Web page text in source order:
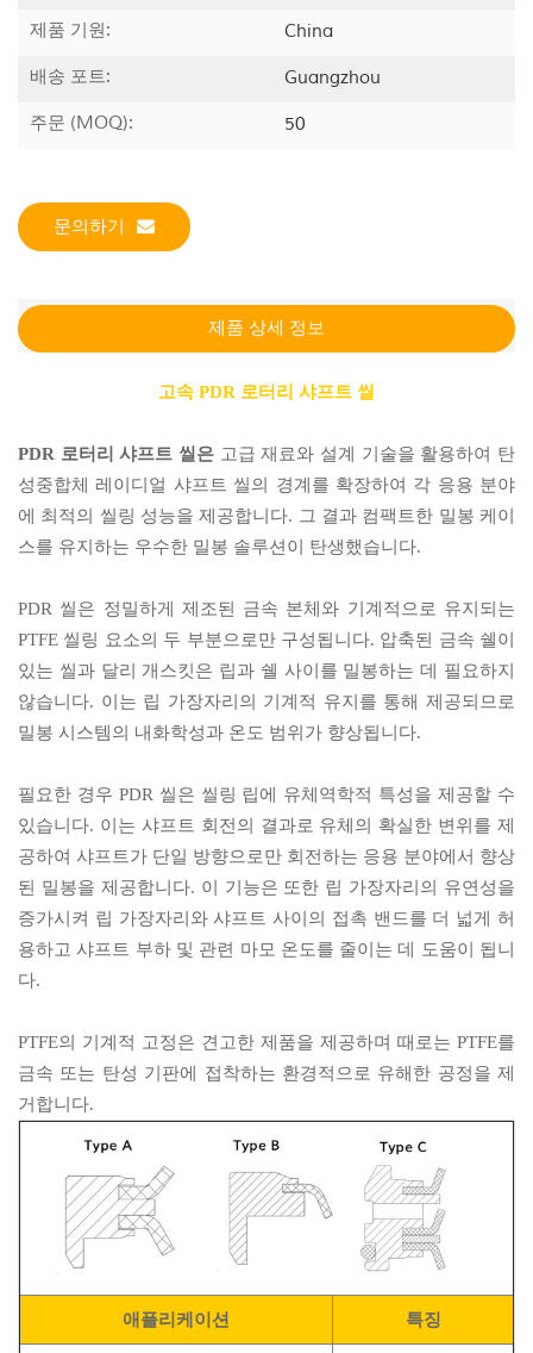
제품 기원:
China
배송 포트:
Guangzhou
주문 (MOQ):
50
문의하기
제품 상세 정보
고속 PDR 로터리 샤프트 ​​씰
PDR 로터리 샤프트 ​​씰은 고급 재료와 설계 기술을 활용하여 탄
성중합체 레이디얼 샤프트 씰의 경계를 확장하여 각 응용 분야
에 최적의 씰링 성능을 제공합니다. 그 결과 컴팩트한 밀봉 케이
스를 유지하는 우수한 밀봉 솔루션이 탄생했습니다.
PDR 씰은 정밀하게 제조된 금속 본체와 기계적으로 유지되는
PTFE 씰링 요소의 두 부분으로만 구성됩니다. 압축된 금속 쉘이
있는 씰과 달리 개스킷은 립과 쉘 사이를 밀봉하는 데 필요하지
않습니다. 이는 립 가장자리의 기계적 유지를 통해 제공되므로
밀봉 시스템의 내화학성과 온도 범위가 향상됩니다.
필요한 경우 PDR 씰은 씰링 립에 유체역학적 특성을 제공할 수
있습니다. 이는 샤프트 회전의 결과로 유체의 확실한 변위를 제
공하여 샤프트가 단일 방향으로만 회전하는 응용 분야에서 향상
된 밀봉을 제공합니다. 이 기능은 또한 립 가장자리의 유연성을
증가시켜 립 가장자리와 샤프트 사이의 접촉 밴드를 더 넓게 허
용하고 샤프트 부하 및 관련 마모 온도를 줄이는 데 도움이 됩니
다.
PTFE의 기계적 고정은 견고한 제품을 제공하며 때로는 PTFE를
금속 또는 탄성 기판에 접착하는 환경적으로 유해한 공정을 제
거합니다.
애플리케이션 특징